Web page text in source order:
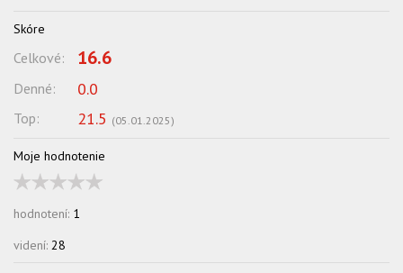
Skóre
Celkové: 16.6
Denné: 0.0
Top: 21.5 (05.01.2025)
Moje hodnotenie
hodnotení: 1
videní: 28